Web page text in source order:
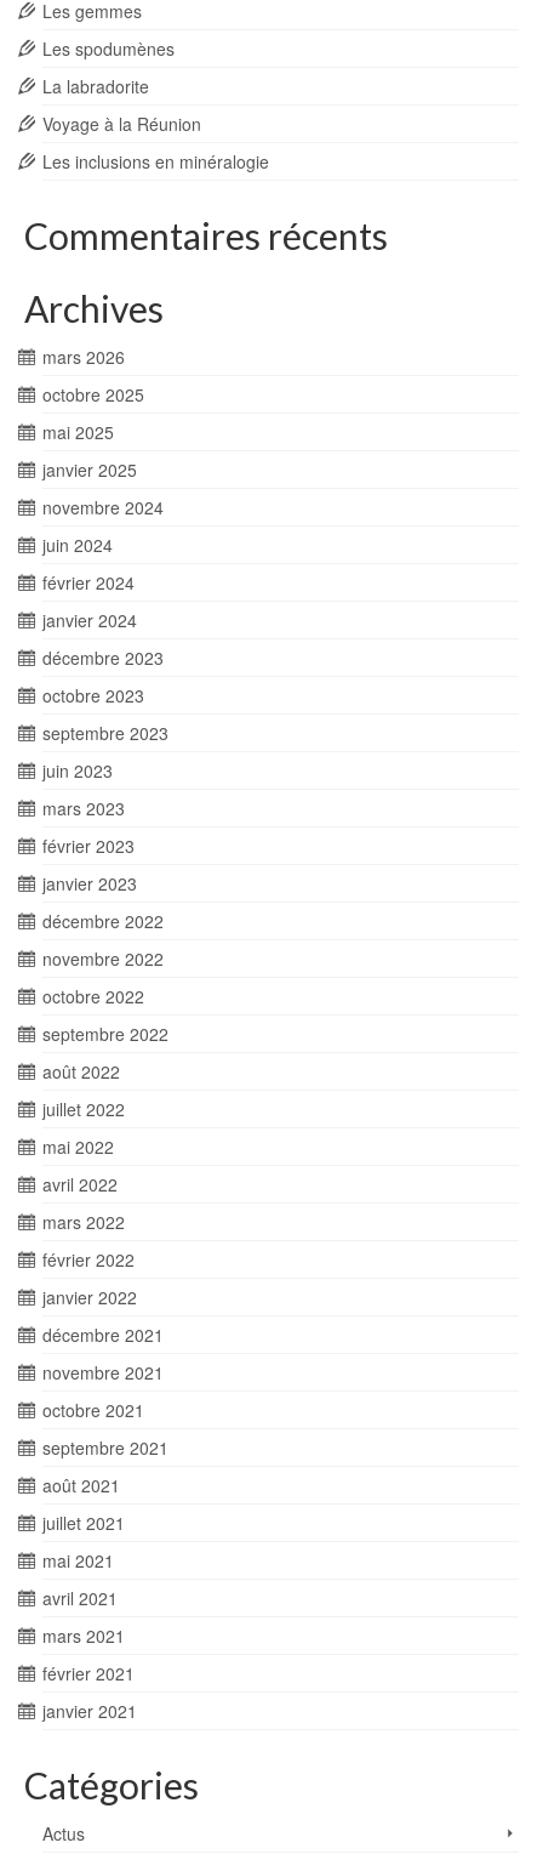
Les gemmes
Les spodumènes
La labradorite
Voyage à la Réunion
Les inclusions en minéralogie
Commentaires récents
Archives
mars 2026
octobre 2025
mai 2025
janvier 2025
novembre 2024
juin 2024
février 2024
janvier 2024
décembre 2023
octobre 2023
septembre 2023
juin 2023
mars 2023
février 2023
janvier 2023
décembre 2022
novembre 2022
octobre 2022
septembre 2022
août 2022
juillet 2022
mai 2022
avril 2022
mars 2022
février 2022
janvier 2022
décembre 2021
novembre 2021
octobre 2021
septembre 2021
août 2021
juillet 2021
mai 2021
avril 2021
mars 2021
février 2021
janvier 2021
Catégories
Actus